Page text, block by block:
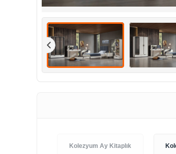
Kolezyum Ay Kitaplık